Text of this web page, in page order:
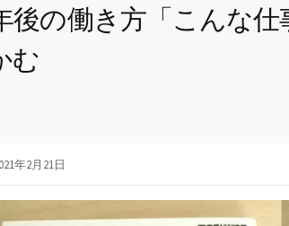
後の働き方「こんな
む
年2月21日